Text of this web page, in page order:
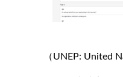
（UNEP: United